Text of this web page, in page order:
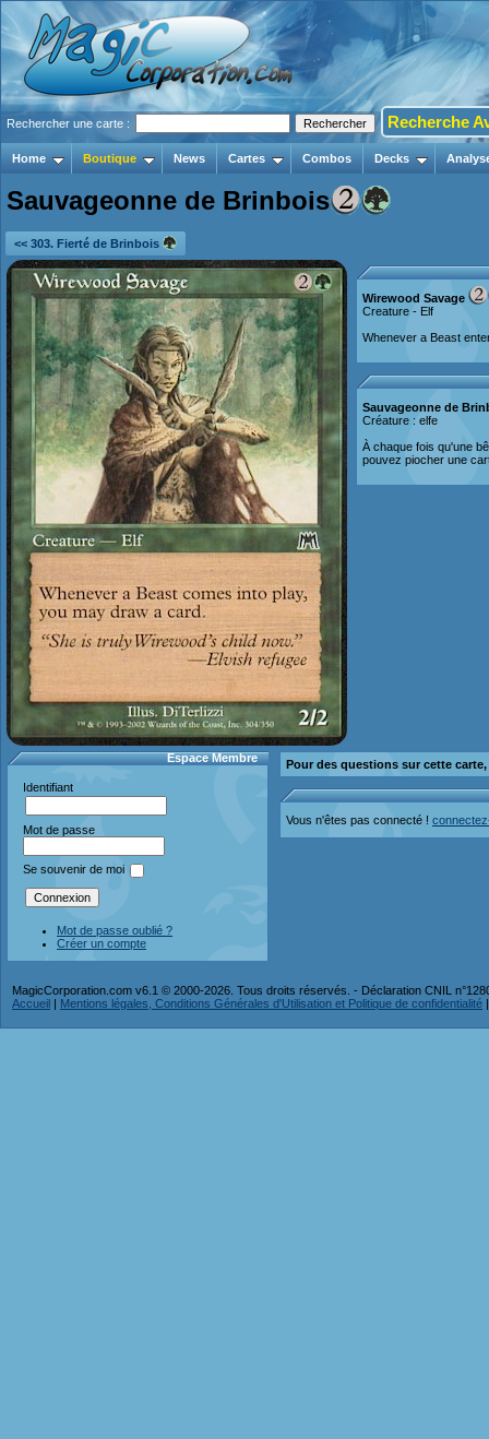
Rechercher une carte : Recherche
Home Boutique News Cartes Combos Decks
Sauvageonne de Brinbois
<< 303. Fierté de Brinbois
Wirewood Savage
Creature - Elf
Whenever a Beast
Sauvageonne de
Créature : elfe
À chaque fois qu'une
pouvez piocher une
Espace Membre
Identifiant
Mot de passe
Se souvenir de moi
Mot de passe oublié ?
Créer un compte
Pour des questions sur cette
Vous n'êtes pas connecté !
MagicCorporation.com v6.1 © 2000-2026. Tous droits réservés. - Déclaration CNIL
Accueil | Mentions légales, Conditions Générales d'Utilisation et Politique de confidentialité